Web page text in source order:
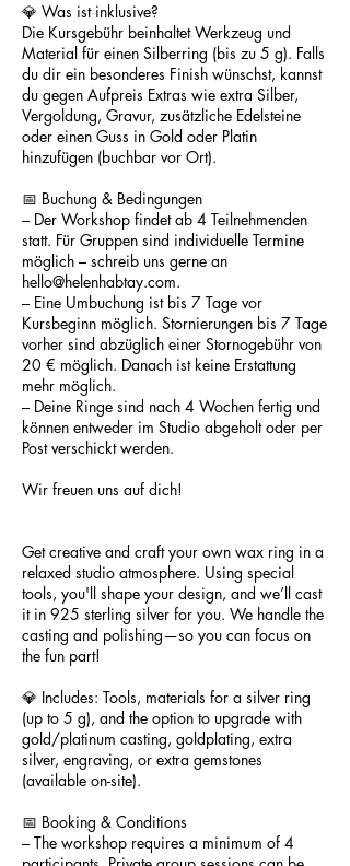
💎 Was ist inklusive?
Die Kursgebühr beinhaltet Werkzeug und
Material für einen Silberring (bis zu 5 g). Falls
du dir ein besonderes Finish wünschst, kannst
du gegen Aufpreis Extras wie extra Silber,
Vergoldung, Gravur, zusätzliche Edelsteine
oder einen Guss in Gold oder Platin
hinzufügen (buchbar vor Ort).
📅 Buchung & Bedingungen
– Der Workshop findet ab 4 Teilnehmenden
statt. Für Gruppen sind individuelle Termine
möglich – schreib uns gerne an
hello@helenhabtay.com.
– Eine Umbuchung ist bis 7 Tage vor
Kursbeginn möglich. Stornierungen bis 7 Tage
vorher sind abzüglich einer Stornogebühr von
20 € möglich. Danach ist keine Erstattung
mehr möglich.
– Deine Ringe sind nach 4 Wochen fertig und
können entweder im Studio abgeholt oder per
Post verschickt werden.
Wir freuen uns auf dich!
Get creative and craft your own wax ring in a
relaxed studio atmosphere. Using special
tools, you'll shape your design, and we’ll cast
it in 925 sterling silver for you. We handle the
casting and polishing—so you can focus on
the fun part!
💎 Includes: Tools, materials for a silver ring
(up to 5 g), and the option to upgrade with
gold/platinum casting, goldplating, extra
silver, engraving, or extra gemstones
(available on-site).
📅 Booking & Conditions
– The workshop requires a minimum of 4